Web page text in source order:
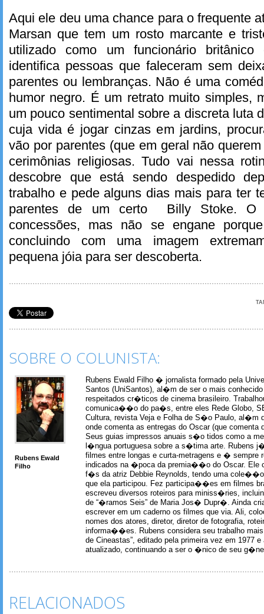
Aqui ele deu uma chance para o frequente
Marsan que tem um rosto marcante e
utilizado como um funcionário
identifica pessoas que faleceram sem
parentes ou lembranças. Não é uma
humor negro. É um retrato muito simples,
um pouco sentimental sobre a discreta luta
cuja vida é jogar cinzas em jardins,
vão por parentes (que em geral não
cerimônias religiosas. Tudo vai nessa
descobre que está sendo despedido
trabalho e pede alguns dias mais para ter
parentes de um certo Billy Stoke. O
concessões, mas não se engane
concluindo com uma imagem
pequena jóia para ser descoberta.
SOBRE O COLUNISTA:
Rubens Ewald
Filho
Rubens Ewald Filho � jornalista formado pela
Santos (UniSantos), al�m de ser o mais
respeitados cr�ticos de cinema brasileiro.
comunica��o do pa�s, entre eles Rede Globo,
Cultura, revista Veja e Folha de S�o Paulo, al�m
onde comenta as entregas do Oscar (que comenta
Seus guias impressos anuais s�o tidos como a
l�ngua portuguesa sobre a s�tima arte. Rubens
filmes entre longas e curta-metragens e � sempre
indicados na �poca da premia��o do Oscar. Ele
f�s da atriz Debbie Reynolds, tendo uma
que ela participou. Fez participa��es em filmes
escreveu diversos roteiros para miniss�ries,
de “�ramos Seis” de Maria Jos� Dupr�. Ainda
escrever em um caderno os filmes que via. Ali,
nomes dos atores, diretor, diretor de fotografia,
informa��es. Rubens considera seu trabalho
de Cineastas”, editado pela primeira vez em 1977 e
atualizado, continuando a ser o �nico de seu
RELACIONADOS